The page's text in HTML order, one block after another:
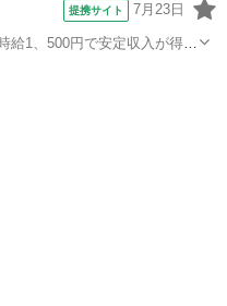
提携サイト 7月23日
給1、500円で安定収入が得ら